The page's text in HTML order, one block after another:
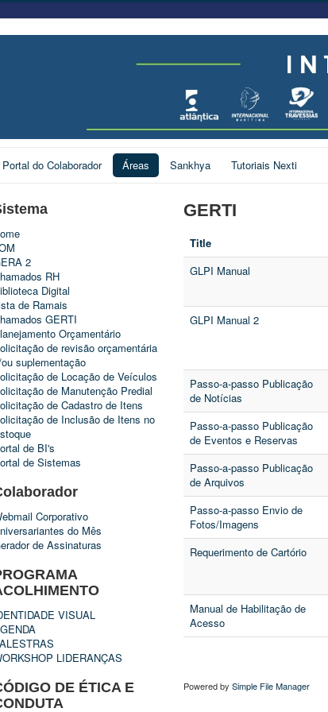
Portal do Colaborador Áreas Sankhya Tutoriais Nexti
2
RH
Digital
de Ramais
GERTI
Orçamentário
de revisão orçamentária
suplementação
de Locação de Veículos
de Manutenção Predial
de Cadastro de Itens
de Inclusão de Itens no
de BI's
de Sistemas
Corporativo
do Mês
de Assinaturas
VISUAL
LIDERANÇAS
DE ÉTICA E
GERTI
Title
GLPI Manual
GLPI Manual 2
Passo-a-passo Publicação
de Notícias
Passo-a-passo Publicação
de Eventos e Reservas
Passo-a-passo Publicação
de Arquivos
Passo-a-passo Envio de
Fotos/Imagens
Requerimento de Cartório
Manual de Habilitação de
Acesso
Powered by Simple File Manager